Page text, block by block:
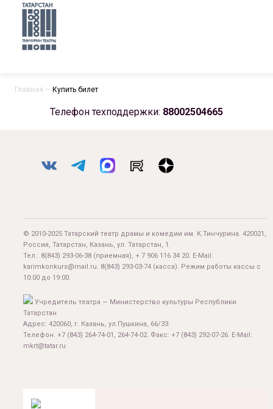
Главная — Купить билет
Телефон техподдержки: 88002504665
© 2010-2025 Татарский театр драмы и комедии им. К.Тинчурина. 420021,
Россия, Татарстан, Казань, ул. Татарстан, 1.
Тел.: 8(843) 293-06-38 (приемная), + 7 906 116 34 20. E-Mail:
karimkonkurs@mail.ru. 8(843) 293-03-74 (касса). Режим работы кассы с
10:00 до 19:00.
Учредитель театра — Министерство культуры Республики
Татарстан
Адрес: 420060, г. Казань, ул.Пушкина, 66/33.
Телефон: +7 (843) 264-74-01, 264-74-02. Факс: +7 (843) 292-07-26. E-Mail:
mkrt@tatar.ru